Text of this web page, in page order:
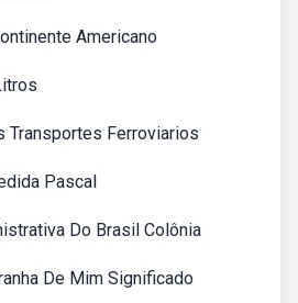
Americano
Transportes Ferroviarios
Pascal
Do Brasil Colônia
De Mim Significado